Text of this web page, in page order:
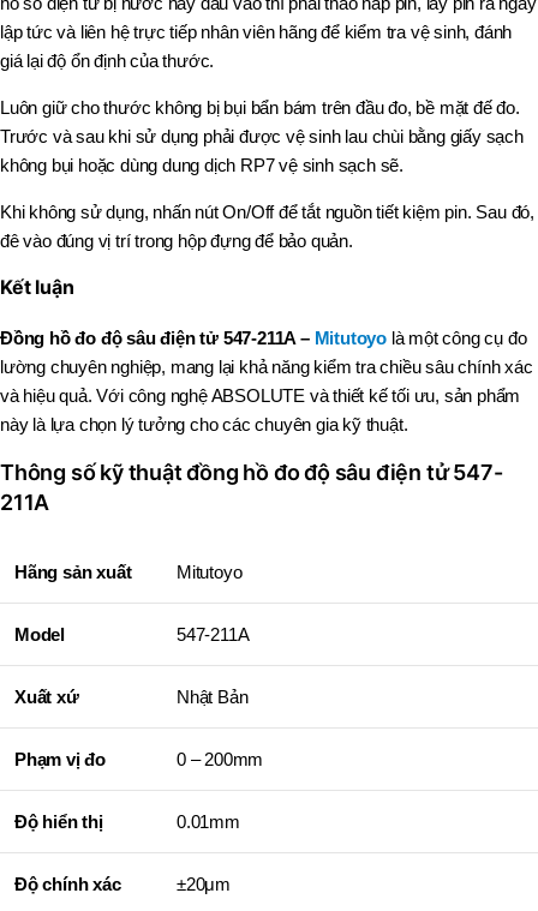
lập tức và liên hệ trực tiếp nhân viên hãng để kiểm tra vệ sinh, đánh
giá lại độ ổn định của thước.
Luôn giữ cho thước không bị bụi bẩn bám trên đầu đo, bề mặt đế đo.
Trước và sau khi sử dụng phải được vệ sinh lau chùi bằng giấy sạch
không bụi hoặc dùng dung dịch RP7 vệ sinh sạch sẽ.
Khi không sử dụng, nhấn nút On/Off để tắt nguồn tiết kiệm pin. Sau đó,
đê vào đúng vị trí trong hộp đựng để bảo quản.
Kết luận
Đồng hồ đo độ sâu điện tử 547-211A – Mitutoyo là một công cụ đo
lường chuyên nghiệp, mang lại khả năng kiểm tra chiều sâu chính xác
và hiệu quả. Với công nghệ ABSOLUTE và thiết kế tối ưu, sản phẩm
này là lựa chọn lý tưởng cho các chuyên gia kỹ thuật.
Thông số kỹ thuật đồng hồ đo độ sâu điện tử 547-
211A
Hãng sản xuất Mitutoyo
Model 547-211A
Xuất xứ Nhật Bản
Phạm vị đo 0 – 200mm
Độ hiển thị 0.01mm
Độ chính xác ±20μm